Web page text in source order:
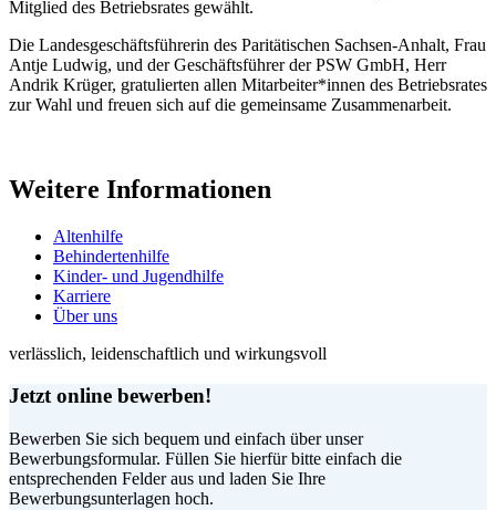
Mitglied des Betriebsrates gewählt.
Die Landesgeschäftsführerin des Paritätischen Sachsen-Anhalt, Frau
Antje Ludwig, und der Geschäftsführer der PSW GmbH, Herr
Andrik Krüger, gratulierten allen Mitarbeiter*innen des Betriebsrates
zur Wahl und freuen sich auf die gemeinsame Zusammenarbeit.
Weitere Informationen
Altenhilfe
Behindertenhilfe
Kinder- und Jugendhilfe
Karriere
Über uns
verlässlich, leidenschaftlich und wirkungsvoll
Jetzt online bewerben!
Bewerben Sie sich bequem und einfach über unser
Bewerbungsformular. Füllen Sie hierfür bitte einfach die
entsprechenden Felder aus und laden Sie Ihre
Bewerbungsunterlagen hoch.